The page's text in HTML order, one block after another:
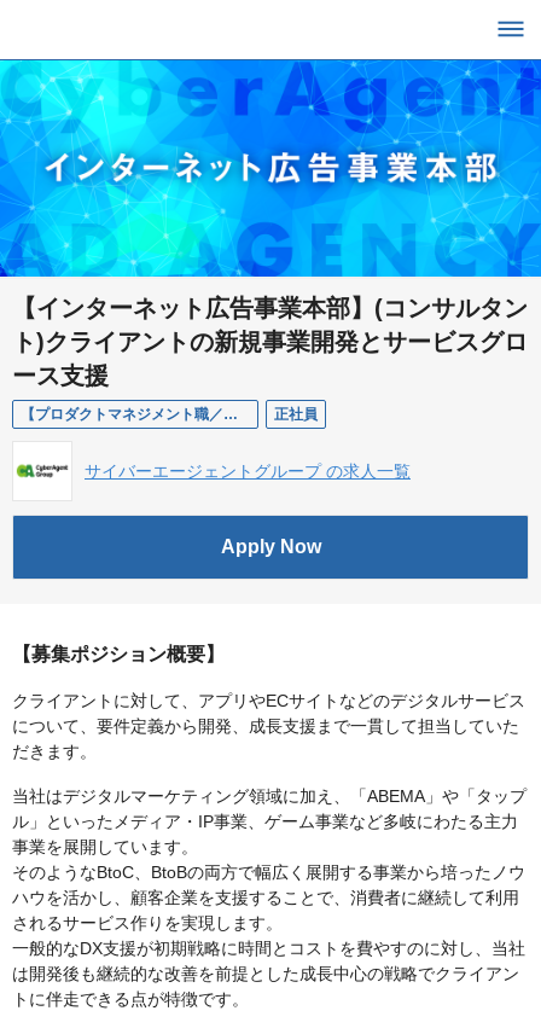
【インターネット広告事業本部】(コンサルタン
ト)クライアントの新規事業開発とサービスグロ
ース支援
【プロダクトマネジメント職／インターネット広告事業本部／DXダイレクトビジネスセンター】クライアントの新規事業開発とサービスグロース支援(東京勤務) 正社員
サイバーエージェントグループ の求人一覧
Apply Now
【募集ポジション概要】
クライアントに対して、アプリやECサイトなどのデジタルサービス
について、要件定義から開発、成長支援まで一貫して担当していた
だきます。
当社はデジタルマーケティング領域に加え、「ABEMA」や「タップ
ル」といったメディア・IP事業、ゲーム事業など多岐にわたる主力
事業を展開しています。
そのようなBtoC、BtoBの両方で幅広く展開する事業から培ったノウ
ハウを活かし、顧客企業を支援することで、消費者に継続して利用
されるサービス作りを実現します。
一般的なDX支援が初期戦略に時間とコストを費やすのに対し、当社
は開発後も継続的な改善を前提とした成長中心の戦略でクライアン
トに伴走できる点が特徴です。